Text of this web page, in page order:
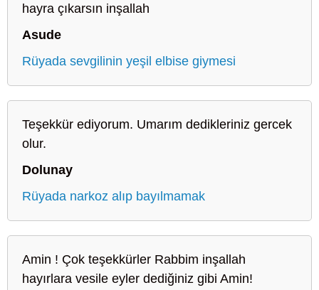
hayra çıkarsın inşallah
Asude
Rüyada sevgilinin yeşil elbise giymesi
Teşekkür ediyorum. Umarım dedikleriniz gercek
olur.
Dolunay
Rüyada narkoz alıp bayılmamak
Amin ! Çok teşekkürler Rabbim inşallah
hayırlara vesile eyler dediğiniz gibi Amin!